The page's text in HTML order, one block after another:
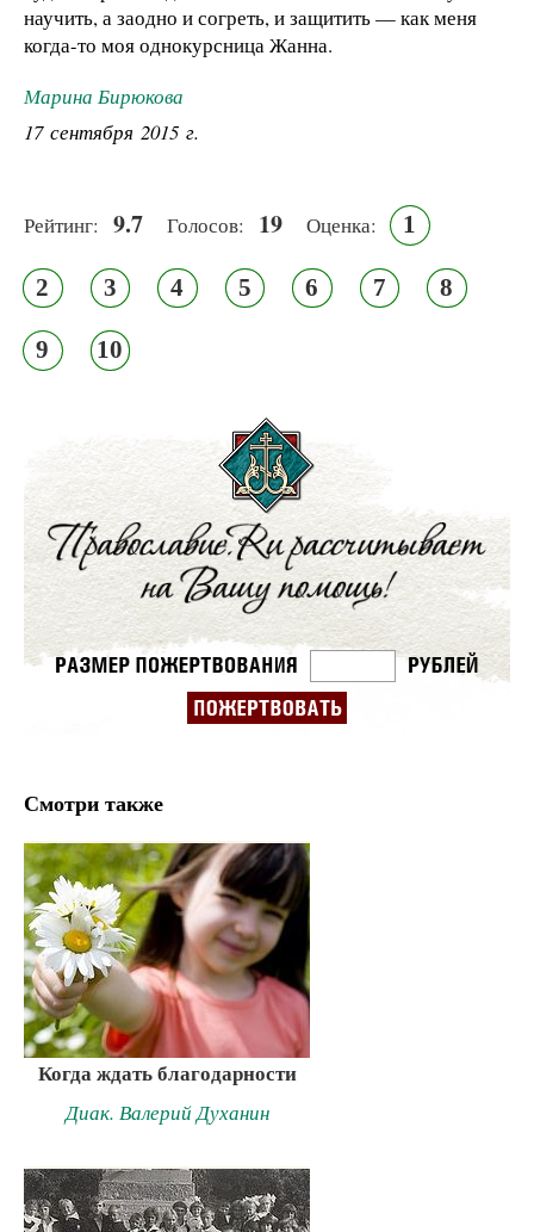
научить, а заодно и согреть, и защитить — как меня
когда-то моя однокурсница Жанна.
Марина Бирюкова
17 сентября 2015 г.
Рейтинг: 9.7 Голосов: 19 Оценка: 1
2 3 4 5 6 7 8
9 10
Смотри также
Когда ждать благодарности
Диак. Валерий Духанин